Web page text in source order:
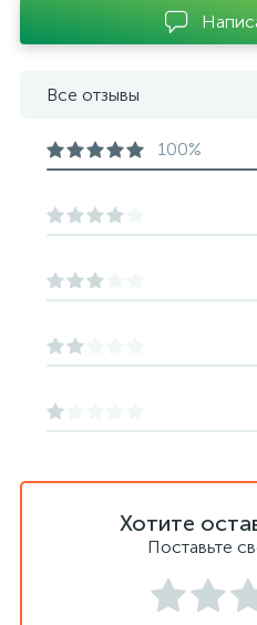
Хотите
Поставьте
Все отзывы
100%